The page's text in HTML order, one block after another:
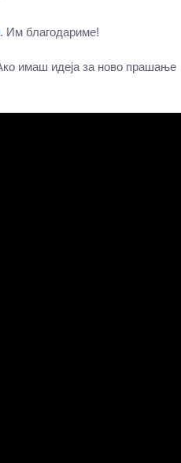
. Им благодариме!
имаш идеја за ново прашање